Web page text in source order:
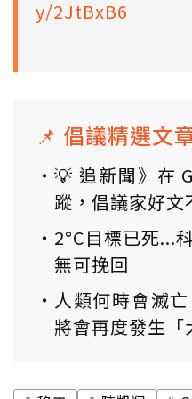
y/2JtBxB6
📌 倡議精選文
💡 追新聞》在
蹤，倡議家好文
2°C目標已死...
無可挽回
人類何時會滅
將會再度發生「